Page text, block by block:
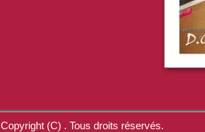
Copyright (C) . Tous droits réservés.